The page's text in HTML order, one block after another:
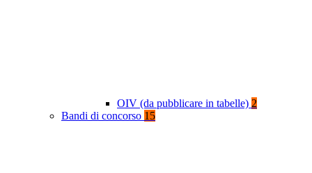
OIV (da pubblicare in tabelle) 2
Bandi di concorso 15